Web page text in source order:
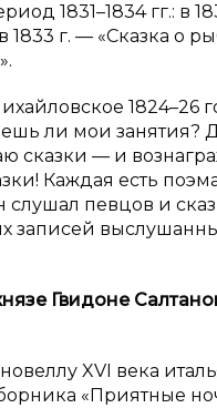
1831–1834 гг.: в
1833 г. — «Сказка о
1824–26
ли мои занятия?
сказки — и
Каждая есть
певцов и
записей
Гвидоне
XVI века
«Приятные